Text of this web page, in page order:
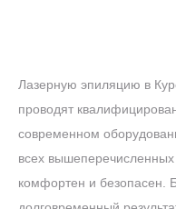
АКЦИЯ! ЛАЗЕРНАЯ
Лазерную эпиляцию в
проводят
современном
всех
комфортен и безопасен.